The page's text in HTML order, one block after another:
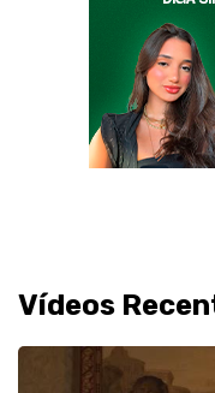
Vídeos